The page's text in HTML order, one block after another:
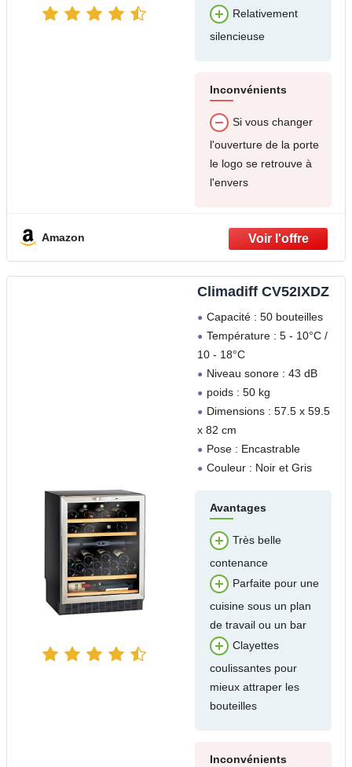
Relativement
silencieuse
Inconvénients
Si vous changer
l'ouverture de la porte
le logo se retrouve à
l'envers
Amazon
Climadiff CV52IXDZ
Capacité : 50 bouteilles
Température : 5 - 10°C /
10 - 18°C
Niveau sonore : 43 dB
poids : 50 kg
Dimensions : 57.5 x 59.5
x 82 cm
Pose : Encastrable
Couleur : Noir et Gris
Avantages
Très belle
contenance
Parfaite pour une
cuisine sous un plan
de travail ou un bar
Clayettes
coulissantes pour
mieux attraper les
bouteilles
Inconvénients